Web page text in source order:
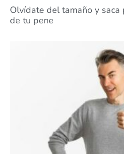
Olvídate del tamaño y saca
de tu pene